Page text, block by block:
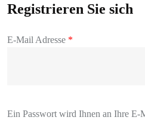
Registrieren Sie sich
E-Mail Adresse *
Ein Passwort wird Ihnen an Ihre E-